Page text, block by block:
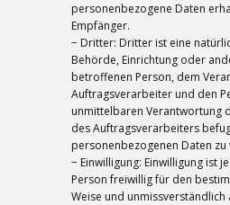
personenbezogene Daten
Empfänger.
− Dritter: Dritter ist eine
Behörde, Einrichtung oder
betroffenen Person, dem
Auftragsverarbeiter und den
unmittelbaren Verantwortung
des Auftragsverarbeiters
personenbezogenen Daten
− Einwilligung: Einwilligung ist
Person freiwillig für den
Weise und unmissverständlich